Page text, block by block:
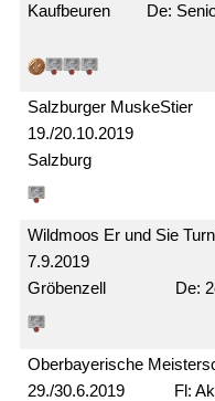
Kaufbeuren
19./20.10.2019
Salzburger MuskeStier
Salzburg
7.9.2019
Wildmoos Er und Sie
Gröbenzell
29./30.6.2019
Ober­bayerische